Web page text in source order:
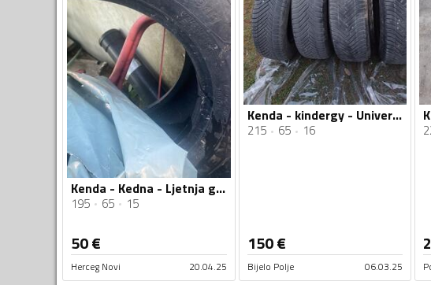
Kenda - Kedna - Ljetnja guma
195 65 15
50€
Herceg Novi 20.04.25
Kenda - kindergy - Univerzalna guma
215 65 16
150€
Bijelo Polje 06.03.25